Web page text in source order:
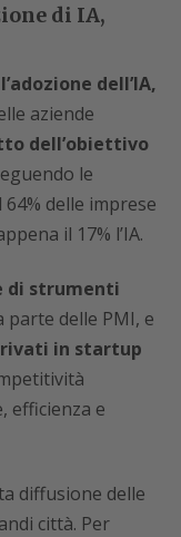
di IA,
l’adozione dell’IA,
aziende
dell’obiettivo
le
delle imprese
il 17% l’IA.
di strumenti
parte delle PMI, e
in startup
efficienza e
diffusione delle
città. Per